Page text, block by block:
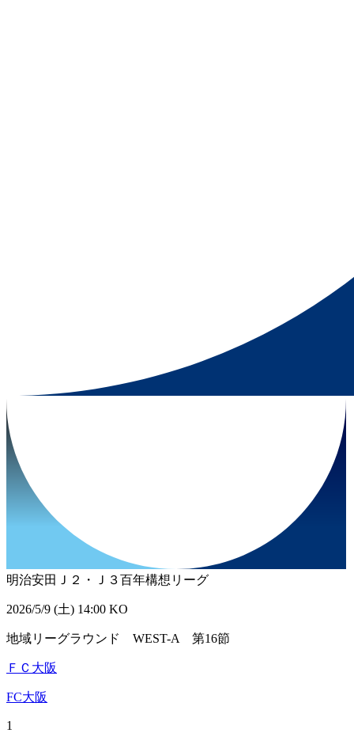
明治安田Ｊ２・Ｊ３百年構想リーグ
2026/5/9 (土) 14:00 KO
地域リーグラウンド WEST-A 第16節
ＦＣ大阪
FC大阪
1